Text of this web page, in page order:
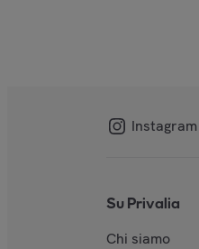
Instagram
Su Privalia
Chi siamo